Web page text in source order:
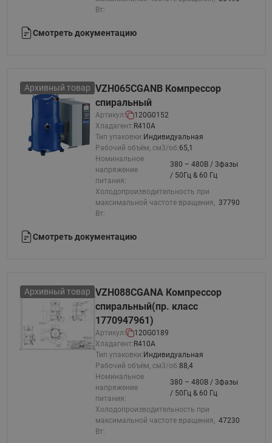
Вт:
Смотреть документацию
Архивный товар VZH065CGANB Компрессор
спиральный
Артикул:
120G0152
Хладагент: R410A
Тип упаковки: Индивидуальная
Рабочий объём, см3/об:65,1
Номинальное
напряжение
питания:
380 – 480В / 3фазы
/ 50Гц & 60 Гц
Холодопроизводительность при
максимальной частоте вращения,
Вт:
37790
Смотреть документацию
Архивный товар VZH088CGANA Компрессор
спиральный(пр. класс
1770947961)
Артикул:
120G0189
Хладагент: R410A
Тип упаковки: Индивидуальная
Рабочий объём, см3/об:88,4
Номинальное
напряжение
питания:
380 – 480В / 3фазы
/ 50Гц & 60 Гц
Холодопроизводительность при
максимальной частоте вращения,
Вт:
47230